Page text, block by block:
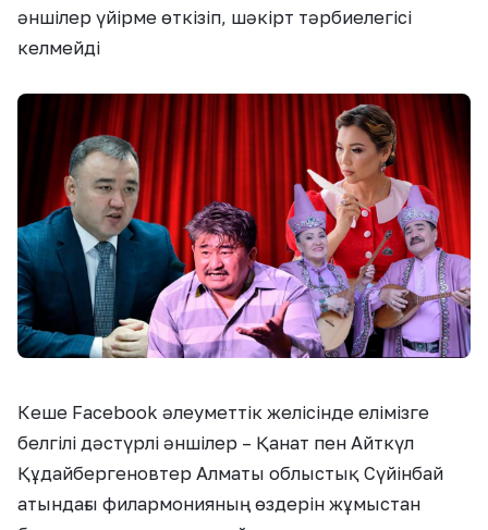
әншілер үйірме өткізіп, шәкірт тәрбиелегісі
келмейді
Кеше Facebook әлеуметтік желісінде елімізге
белгілі дәстүрлі әншілер – Қанат пен Айткүл
Құдайбергеновтер Алматы облыстық Сүйінбай
атындағы филармонияның өздерін жұмыстан